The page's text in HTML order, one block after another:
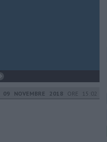
09 NOVEMBRE 2018 ORE 15:02